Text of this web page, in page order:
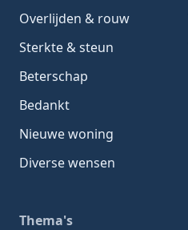
Overlijden & rouw
Sterkte & steun
Beterschap
Bedankt
Nieuwe woning
Diverse wensen
Thema's